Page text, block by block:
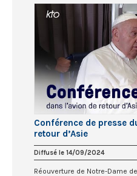
Conférence de presse
retour d’Asie
Diffusé le 14/09/2024
Réouverture de Notre-Dame